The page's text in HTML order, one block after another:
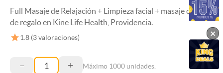
Full Masaje de Relajación + Limpieza facial + masaje craneal
de regalo en Kine Life Health, Providencia.
1.8 (3 valoraciones)
– + Máximo 1000 unidades.
×